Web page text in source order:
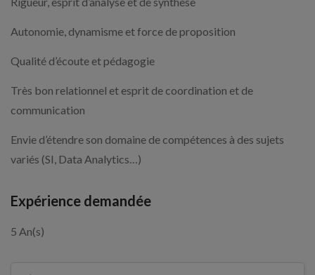
Autonomie, dynamisme et force de proposition
Qualité d’écoute et pédagogie
Très bon relationnel et esprit de coordination et de
communication
Envie d’étendre son domaine de compétences à des sujets
variés (SI, Data Analytics…)
Expérience demandée
5 An(s)